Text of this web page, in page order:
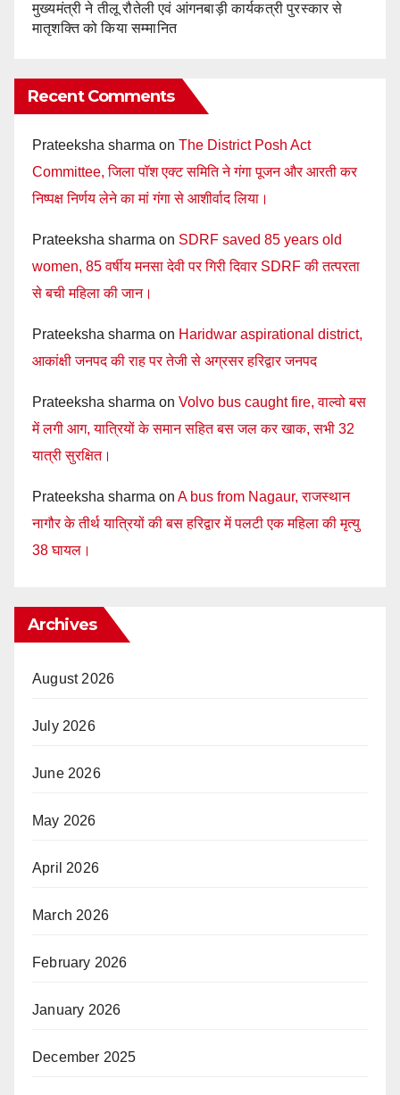
मुख्यमंत्री ने तीलू रौतेली एवं आंगनबाड़ी कार्यकत्री पुरस्कार से
मातृशक्ति को किया सम्मानित
Recent Comments
Prateeksha sharma on The District Posh Act
Committee, जिला पॉश एक्ट समिति ने गंगा पूजन और आरती कर
निष्पक्ष निर्णय लेने का मां गंगा से आशीर्वाद लिया।
Prateeksha sharma on SDRF saved 85 years old
women, 85 वर्षीय मनसा देवी पर गिरी दिवार SDRF की तत्परता
से बची महिला की जान।
Prateeksha sharma on Haridwar aspirational district,
आकांक्षी जनपद की राह पर तेजी से अग्रसर हरिद्वार जनपद
Prateeksha sharma on Volvo bus caught fire, वाल्वो बस
में लगी आग, यात्रियों के समान सहित बस जल कर खाक, सभी 32
यात्री सुरक्षित।
Prateeksha sharma on A bus from Nagaur, राजस्थान
नागौर के तीर्थ यात्रियों की बस हरिद्वार में पलटी एक महिला की मृत्यु
38 घायल।
Archives
August 2026
July 2026
June 2026
May 2026
April 2026
March 2026
February 2026
January 2026
December 2025